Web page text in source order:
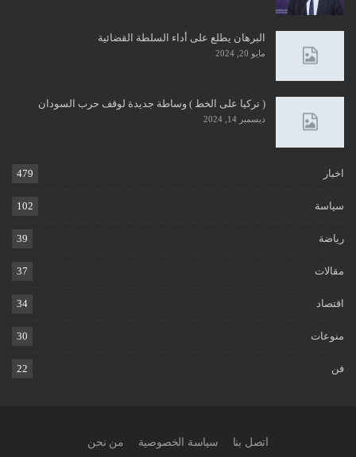
البرهان يطلع على أداء السلطة القضائية
مايو 20, 2024
( تركيا على الخط ) وساطة جديدة لوقف حرب السودان
ديسمبر 14, 2024
اخبار 479
سياسة 102
رياضة 39
مقالات 37
اقتصاد 34
منوعات 30
فن 22
اتصل بنا سياسة الخصوصية من نحن